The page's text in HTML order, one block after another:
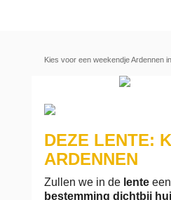
Kies voor een weekendje Ardennen
DEZE LENTE:
ARDENNEN
Zullen we in de lente
bestemming dichtbij